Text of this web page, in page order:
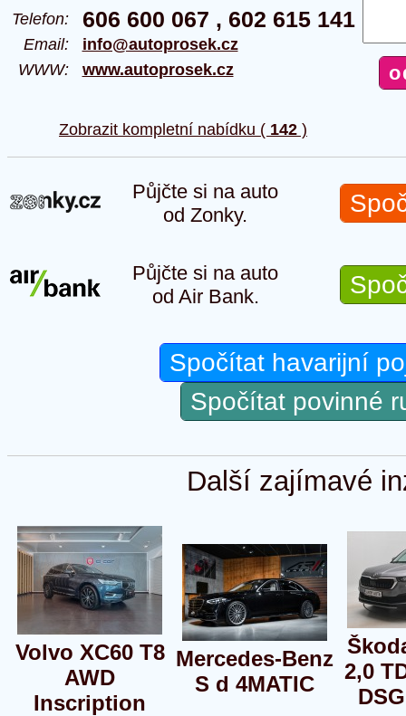
Telefon: 606 600 067 , 602 615 141
Email: info@autoprosek.cz
WWW: www.autoprosek.cz
Zobrazit kompletní nabídku ( 142 )
Půjčte si na auto
od Zonky.
Půjčte si na auto
od Air Bank.
Spočítat havarijní
Spočítat povinné
Další zajímavé
Volvo XC60 T8
AWD
Inscription
Mercedes-Benz
S d 4MATIC
2,0